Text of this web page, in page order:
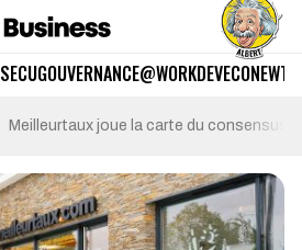
SECUGOUVERNANCE@WORKDEVECO
Meilleurtaux joue la carte du consensus